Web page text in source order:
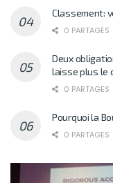
Classement:
0 PARTAGES
Deux
laisse plus le
0 PARTAGES
Pourquoi la
0 PARTAGES